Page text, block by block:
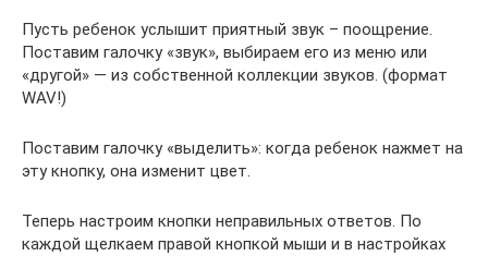
Пусть ребенок услышит приятный звук – поощрение.
Поставим галочку «звук», выбираем его из меню или
«другой» — из собственной коллекции звуков. (формат
WAV!)
Поставим галочку «выделить»: когда ребенок нажмет на
эту кнопку, она изменит цвет.
Теперь настроим кнопки неправильных ответов. По
каждой щелкаем правой кнопкой мыши и в настройках